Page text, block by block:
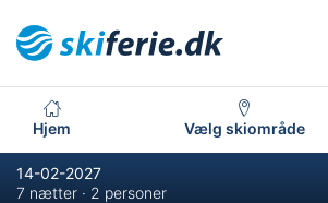
Hjem Vælg skiområde
14-02-2027
7 nætter · 2 personer